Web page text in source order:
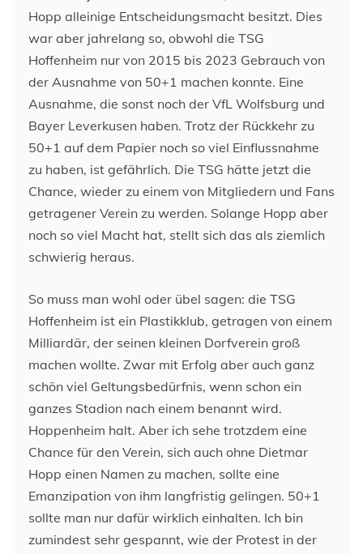
Hopp alleinige Entscheidungsmacht besitzt. Dies
war aber jahrelang so, obwohl die TSG
Hoffenheim nur von 2015 bis 2023 Gebrauch von
der Ausnahme von 50+1 machen konnte. Eine
Ausnahme, die sonst noch der VfL Wolfsburg und
Bayer Leverkusen haben. Trotz der Rückkehr zu
50+1 auf dem Papier noch so viel Einflussnahme
zu haben, ist gefährlich. Die TSG hätte jetzt die
Chance, wieder zu einem von Mitgliedern und Fans
getragener Verein zu werden. Solange Hopp aber
noch so viel Macht hat, stellt sich das als ziemlich
schwierig heraus.
So muss man wohl oder übel sagen: die TSG
Hoffenheim ist ein Plastikklub, getragen von einem
Milliardär, der seinen kleinen Dorfverein groß
machen wollte. Zwar mit Erfolg aber auch ganz
schön viel Geltungsbedürfnis, wenn schon ein
ganzes Stadion nach einem benannt wird.
Hoppenheim halt. Aber ich sehe trotzdem eine
Chance für den Verein, sich auch ohne Dietmar
Hopp einen Namen zu machen, sollte eine
Emanzipation von ihm langfristig gelingen. 50+1
sollte man nur dafür wirklich einhalten. Ich bin
zumindest sehr gespannt, wie der Protest in der